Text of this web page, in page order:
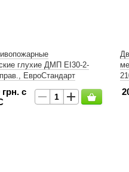
глухие ДМП ЕІ30-2-
ЕвроСтандарт
грн. с